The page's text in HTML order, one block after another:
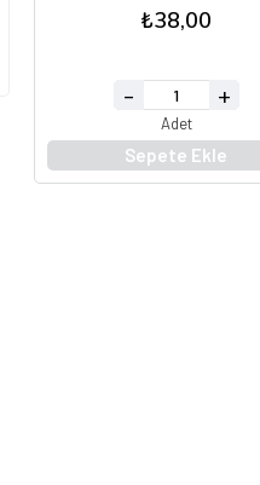
Adet
₺38,00
Sepete Ekle